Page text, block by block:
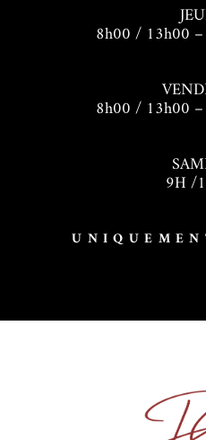
8h00 / 13h00
8h00 / 13h00
9H /